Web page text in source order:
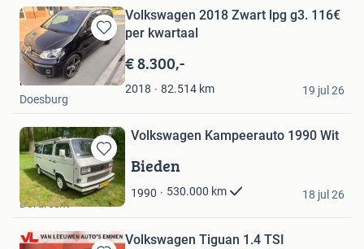
Bewaren
in
Mijn
Favorieten
Volkswagen 2018 Zwart lpg g3. 116€
per kwartaal
€ 8.300,-
2018 82.514 km
martien
Doesburg
19 jul 26
Bewaren
in
Mijn
Favorieten
Volkswagen Kampeerauto 1990 Wit
Bieden
1990 530.000 km
Euser
Dordrecht
18 jul 26
Volkswagen Tiguan 1.4 TSI